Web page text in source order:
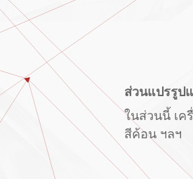
ส่วนแปรรูป
ในส่วนนี้ เค
สีค้อน ฯลฯ